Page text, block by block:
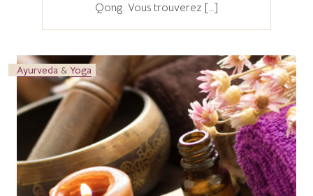
Qong. Vous trouverez […]
Ayurveda & Yoga